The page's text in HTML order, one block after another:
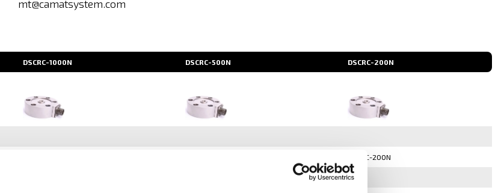
mt@camatsystem.com
DSCRC-1000N DSCRC-500N DSCRC-200N
DSCRC-200N
200N